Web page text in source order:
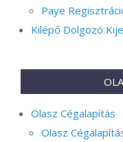
Paye
Kilépő Dolgozó
Olasz Cégalapítás
Olasz